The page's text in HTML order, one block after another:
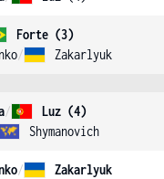
Forte (3)
/ Zakarlyuk
/
Luz (4)
Shymanovich
/
Zakarlyuk